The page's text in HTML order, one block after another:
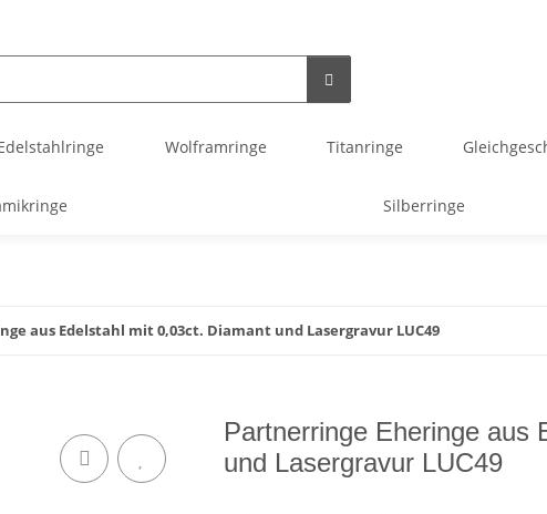
Wolframringe Titanringe
Silberringe
aus Edelstahl mit 0,03ct. Diamant und Lasergravur LUC49
Partnerringe Eheringe aus
und Lasergravur LUC49